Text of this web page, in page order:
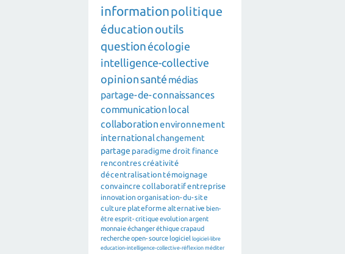
informationpolitique
éducationoutils
question écologie
intelligence-collective
opinion santé médias
partage-de-connaissances
communication local
collaborationenvironnement
internationalchangement
partage paradigme droit finance
rencontrescréativité
décentralisation témoignage
convaincre collaboratifentreprise
innovation organisation-du-site
culture plateforme alternative bien-
êtreesprit-critiqueevolutionargent
monnaieéchangeréthiquecrapaud
rechercheopen-source logiciel logiciel-libre
education-intelligence-collective-réflexion méditer